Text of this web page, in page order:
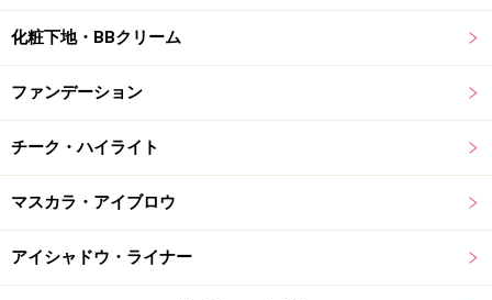
化粧下地・BBクリーム
ファンデーション
チーク・ハイライト
マスカラ・アイブロウ
アイシャドウ・ライナー